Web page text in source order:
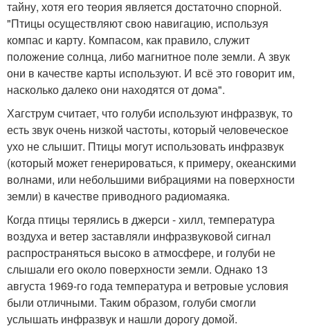
тайну, хотя его теория является достаточно спорной.
"Птицы осуществляют свою навигацию, используя
компас и карту. Компасом, как правило, служит
положение солнца, либо магнитное поле земли. А звук
они в качестве карты используют. И всё это говорит им,
насколько далеко они находятся от дома".
Хагструм считает, что голуби используют инфразвук, то
есть звук очень низкой частоты, который человеческое
ухо не слышит. Птицы могут использовать инфразвук
(который может генерироваться, к примеру, океанскими
волнами, или небольшими вибрациями на поверхности
земли) в качестве приводного радиомаяка.
Когда птицы терялись в джерси - хилл, температура
воздуха и ветер заставляли инфразвуковой сигнал
распространяться высоко в атмосфере, и голуби не
слышали его около поверхности земли. Однако 13
августа 1969-го года температура и ветровые условия
были отличными. Таким образом, голуби смогли
услышать инфразвук и нашли дорогу домой.